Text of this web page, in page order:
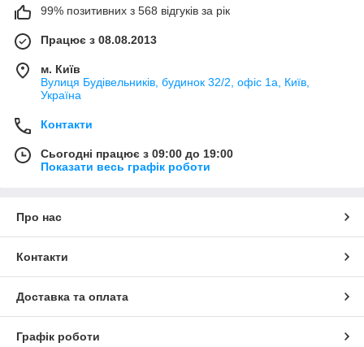
99% позитивних з 568 відгуків за рік
Працює з 08.08.2013
м. Київ
Вулиця Будівельників, будинок 32/2, офіс 1а, Київ,
Україна
Контакти
Сьогодні працює з 09:00 до 19:00
Показати весь графік роботи
Про нас
Контакти
Доставка та оплата
Графік роботи